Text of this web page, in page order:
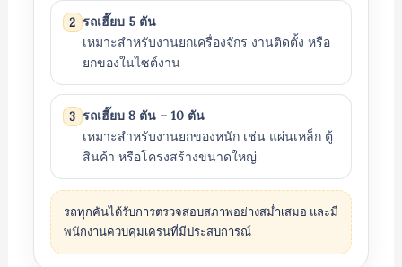
2 รถเฮี๊ยบ 5 ตัน
เหมาะสำหรับงานยกเครื่องจักร งานติดตั้ง หรือ
ยกของในไซต์งาน
3 รถเฮี๊ยบ 8 ตัน – 10 ตัน
เหมาะสำหรับงานยกของหนัก เช่น แผ่นเหล็ก ตู้
สินค้า หรือโครงสร้างขนาดใหญ่
รถทุกคันได้รับการตรวจสอบสภาพอย่างสม่ำเสมอ และมี
พนักงานควบคุมเครนที่มีประสบการณ์